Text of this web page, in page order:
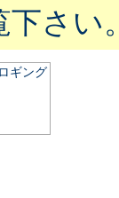
下さい
ギング